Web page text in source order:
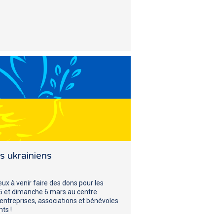
ukrainiens
à venir faire des dons pour les
et dimanche 6 mars au centre
associations et bénévoles
!